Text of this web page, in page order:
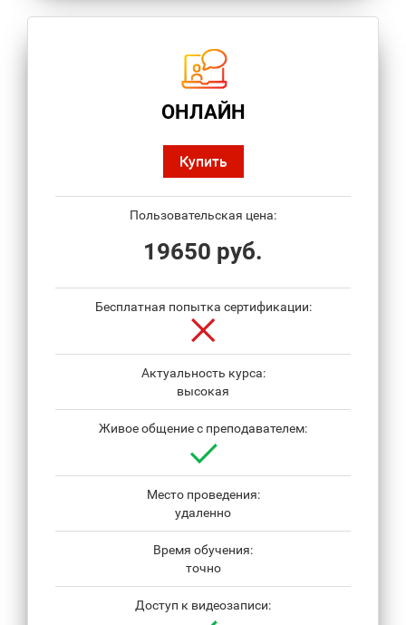
ОНЛАЙН
Купить
Пользовательская цена:
19650 руб.
Бесплатная попытка сертификации:
Актуальность курса:
высокая
Живое общение с преподавателем:
Место проведения:
удаленно
Время обучения:
точно
Доступ к видеозаписи: